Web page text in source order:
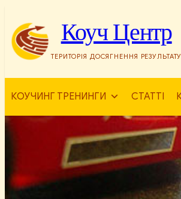
вмісту
Коуч Центр
ТЕРИТОРІЯ ДОСЯГНЕННЯ РЕЗУЛЬТАТУ
КОУЧИНГ ТРЕНИНГИ СТАТТІ